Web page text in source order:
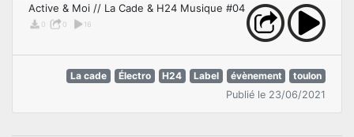
Active & Moi // La Cade & H24 Musique #04
0 0 16
La cade Électro H24 Label évènement
toulon
Publié le 23/06/2021